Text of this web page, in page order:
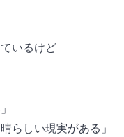
いるけど
らしい現実がある」